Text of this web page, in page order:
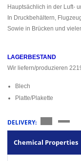
Hauptsächlich in der Luft-
In Druckbehältern,
Sowie in Brücken und
LAGERBESTAND
Wir liefern/produzieren
Blech
Platte/Plakette
DELIVERY:
Chemical Properties